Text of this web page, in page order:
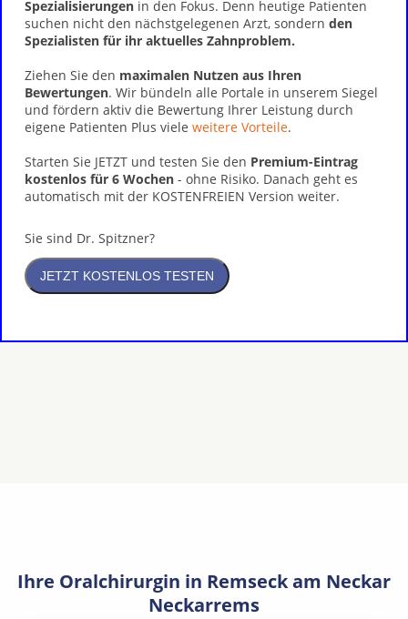
Spezialisierungen in den Fokus. Denn heutige Patienten
suchen nicht den nächstgelegenen Arzt, sondern den
Spezialisten für ihr aktuelles Zahnproblem.
Ziehen Sie den maximalen Nutzen aus Ihren
Bewertungen. Wir bündeln alle Portale in unserem Siegel
und fördern aktiv die Bewertung Ihrer Leistung durch
eigene Patienten Plus viele weitere Vorteile.
Starten Sie JETZT und testen Sie den Premium-Eintrag
kostenlos für 6 Wochen - ohne Risiko. Danach geht es
automatisch mit der KOSTENFREIEN Version weiter.
Sie sind Dr. Spitzner?
Ihre Oralchirurgin in Remseck am Neckar
Neckarrems